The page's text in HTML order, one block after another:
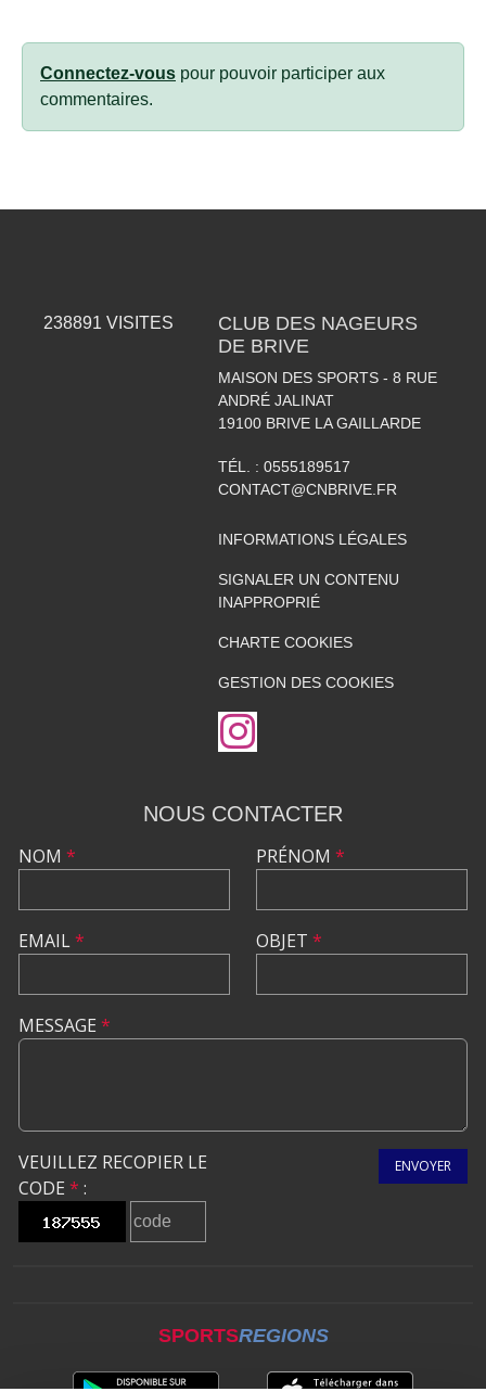
Connectez-vous pour pouvoir participer aux
commentaires.
238891 VISITES
CLUB DES NAGEURS
DE BRIVE
MAISON DES SPORTS - 8 RUE
ANDRÉ JALINAT
19100 BRIVE LA GAILLARDE
TÉL. : 0555189517
CONTACT@CNBRIVE.FR
INFORMATIONS LÉGALES
SIGNALER UN CONTENU
INAPPROPRIÉ
CHARTE COOKIES
GESTION DES COOKIES
NOUS CONTACTER
NOM *
EMAIL*
PRÉNOM *
OBJET *
MESSAGE *
VEUILLEZ RECOPIER LE
CODE * :
ENVOYER
SPORTSREGIONS